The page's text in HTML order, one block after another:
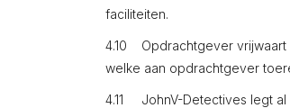
faciliteiten.
4.10 Opdrachtgever vrijwaart
welke aan opdrachtgever
4.11 JohnV-Detectives legt al